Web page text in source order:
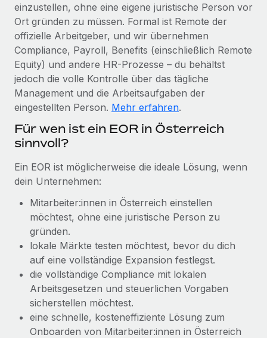
Lückenlose Compliance
Geräteverwaltung
Globale Bereitstellung und Verfolgung von IT-
Geräten
Gründung von Niederlassungen
Schnelle, rechtssichere Gründung von
Mobilität und Relocation
Benefits
Mühelose Verwaltung von Benefits
Weaviate auf einen Blick Weaviate entwickelt KI-basierte
Open-Source-Infrastrukturen. Das...
Mehr erfahren
Strategische Partnerschaft zwischen
Reverse Tech und Remote für Contractor
Management und Payroll
Reverse Tech auf einen Blick Das Gesundheits- und
Wellness-Startup Reverse Tech hat das globale...
Mehr erfahren
BLOG
Globale Payroll
EOR und PEO
Contractor Management
Steuern
Den Blog erkunden
BLOG
Gusto und Zero und Contractor Management
Plus
Auch im neuen Jahr wollen wir bei Remote Unternehmen
aller Größen dabei unterstützen, die beste...
Mehr erfahren
Wie Phiture 55 Mitarbeiter:innen in 19 Ländern
mit Remote verwaltet
einzustellen, ohne eine eigene juristische Person vor
Ort gründen zu müssen. Formal ist Remote der
offizielle Arbeitgeber, und wir übernehmen
Compliance, Payroll, Benefits (einschließlich Remote
Equity) und andere HR-Prozesse – du behältst
jedoch die volle Kontrolle über das tägliche
Management und die Arbeitsaufgaben der
eingestellten Person. Mehr erfahren.
Für wen ist ein EOR in Österreich
sinnvoll?
Ein EOR ist möglicherweise die ideale Lösung, wenn
dein Unternehmen:
Mitarbeiter:innen in Österreich einstellen
möchtest, ohne eine juristische Person zu
gründen.
lokale Märkte testen möchtest, bevor du dich
auf eine vollständige Expansion festlegst.
die vollständige Compliance mit lokalen
Arbeitsgesetzen und steuerlichen Vorgaben
sicherstellen möchtest.
eine schnelle, kosteneffiziente Lösung zum
Onboarden von Mitarbeiter:innen in Österreich